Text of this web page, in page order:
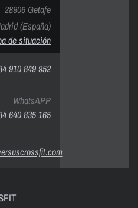
28906 Getafe
(España)
de situación
910 849 952
WhatsAPP
640 835 165